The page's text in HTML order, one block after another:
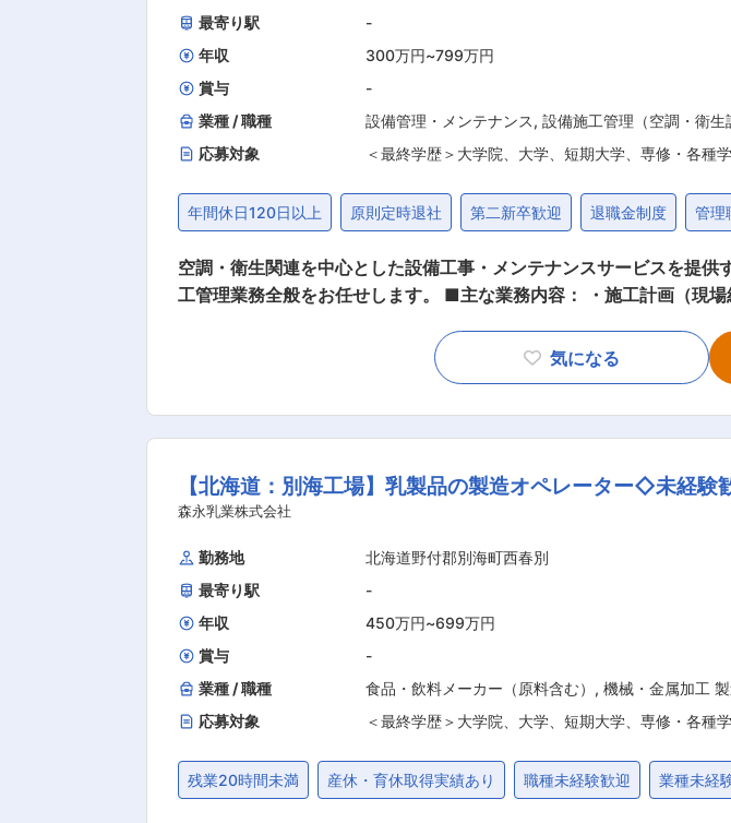
最寄り駅
-
年収
300万円~799万円
賞与
-
業種 / 職種
設備管理・メンテナンス, 設備施工管理（空調・衛生
応募対象
＜最終学歴＞大学院、大学、短期大学、専修・各種
年間休日120日以上 原則定時退社 第二新卒歓迎 退職金制度 管理
空調・衛生関連を中心とした設備工事・メンテナンスサービスを提
工管理業務全般をお任せします。 ■主な業務内容： ・施工計画（現
し、間もなく創業60年を迎えることになります。これまでの先人達
術でお客様と社会が求める環境整備にご協力ご提案をして参りまし
り ・遠隔地からの内定（引っ越しが伴う場合） ・ 同社より地場の
の範囲内で） 変更の範囲：会社の定める業務
気になる
【北海道：別海工場】乳製品の製造オペレーター◇未経
森永乳業株式会社
勤務地
北海道野付郡別海町西春別
最寄り駅
-
年収
450万円~699万円
賞与
-
業種 / 職種
食品・飲料メーカー（原料含む） , 機械・金属加工
応募対象
＜最終学歴＞大学院、大学、短期大学、専修・各種
残業20時間未満 産休・育休取得実績あり 職種未経験歓迎 業種未経